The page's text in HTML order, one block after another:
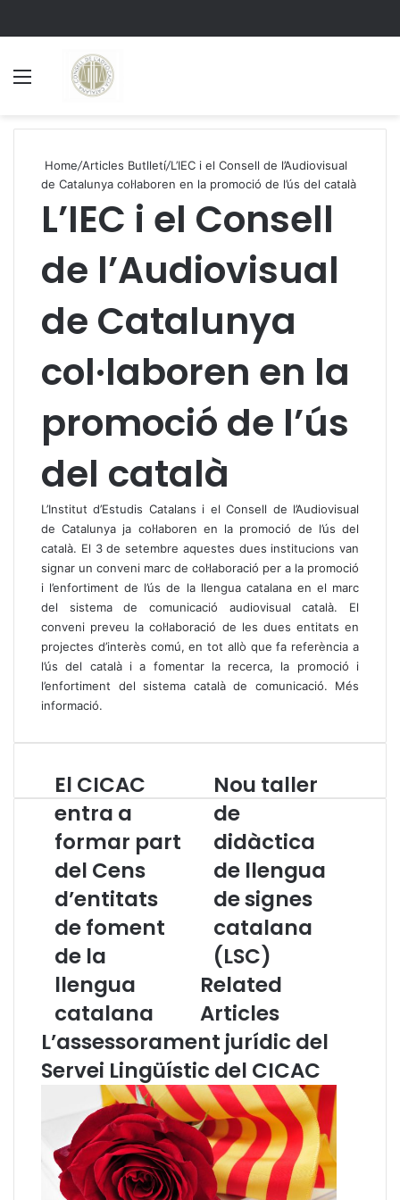
Home/Articles Butlletí/L’IEC i el Consell de l’Audiovisual
de Catalunya col·laboren en la promoció de l’ús del català
L’IEC i el Consell
de l’Audiovisual
de Catalunya
col·laboren en la
promoció de l’ús
del català
L’Institut d’Estudis Catalans i el Consell de l’Audiovisual
de Catalunya ja col·laboren en la promoció de l’ús del
català. El 3 de setembre aquestes dues institucions van
signar un conveni marc de col·laboració per a la promoció
i l’enfortiment de l’ús de la llengua catalana en el marc
del sistema de comunicació audiovisual català. El
conveni preveu la col·laboració de les dues entitats en
projectes d’interès comú, en tot allò que fa referència a
l’ús del català i a fomentar la recerca, la promoció i
l’enfortiment del sistema català de comunicació. Més
informació.
E
l
C
I
A
C
e
n
r
f
o
m
a
r
El CICAC
entra a
formar part
del Cens
d’entitats
de foment
de la
llengua
catalana
N
o
u
t
l
e
r
d
e
d
d
à
t
i
c
a
d
e
l
Nou taller
de
didàctica
de llengua
de signes
catalana
(LSC)
Related
Articles
L’assessorament jurídic del
Servei Lingüístic del CICAC